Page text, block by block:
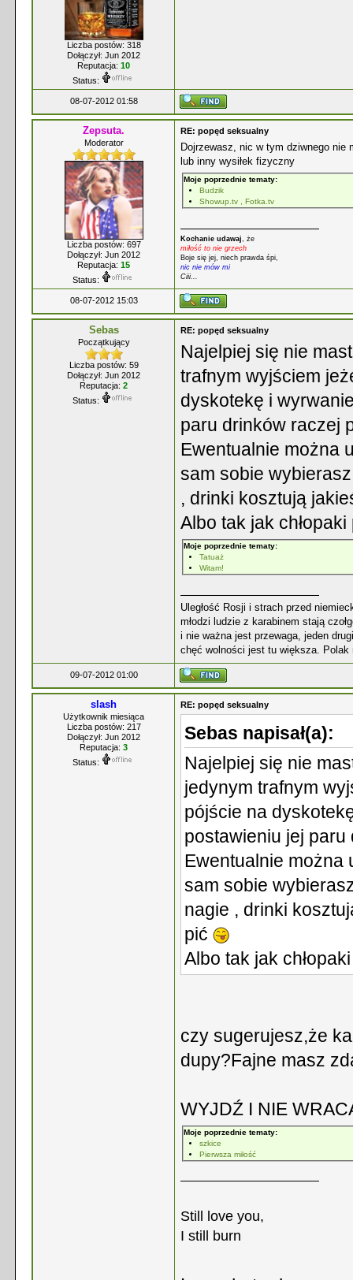
Liczba postów: 318
Dołączył: Jun 2012
Reputacja: 10
Status:
08-07-2012 01:58
Zepsuta.
Moderator
Liczba postów: 697
Dołączył: Jun 2012
Reputacja: 15
Status:
RE: popęd seksualny
Dojrzewasz, nic w tym dziwnego nie
lub inny wysiłek fizyczny
Moje poprzednie tematy:
Budzik
Showup.tv , Fotka.tv
Kochanie udawaj, że
miłość to nie grzech
Boje się jej, niech prawda śpi,
nic nie mów mi
Ciii...
08-07-2012 15:03
Sebas
Początkujący
Liczba postów: 59
Dołączył: Jun 2012
Reputacja: 2
Status:
RE: popęd seksualny
Najelpiej się nie
trafnym wyjściem
dyskotekę i
paru drinków raczej
Ewentualnie można
sam sobie
, drinki kosztują
Albo tak jak
Moje poprzednie tematy:
Tatuaż
Witam!
Uległość Rosji i strach przed
młodzi ludzie z karabinem stają
i nie ważna jest przewaga, jeden
chęć wolności jest tu większa. Polak
09-07-2012 01:00
slash
Użytkownik miesiąca
Liczba postów: 217
Dołączył: Jun 2012
Reputacja: 3
Status:
RE: popęd seksualny
Sebas napisał(a):
Najelpiej się nie
jedynym trafnym
pójście na
postawieniu jej
Ewentualnie można
sam sobie
nagie , drinki
pić
Albo tak jak
czy sugerujesz,że
dupy?Fajne masz
WYJDŹ I NIE
Moje poprzednie tematy:
szkice
Pierwsza miłość
Still love you,
I still burn